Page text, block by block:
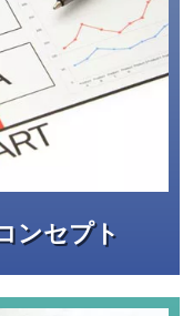
ンセプト